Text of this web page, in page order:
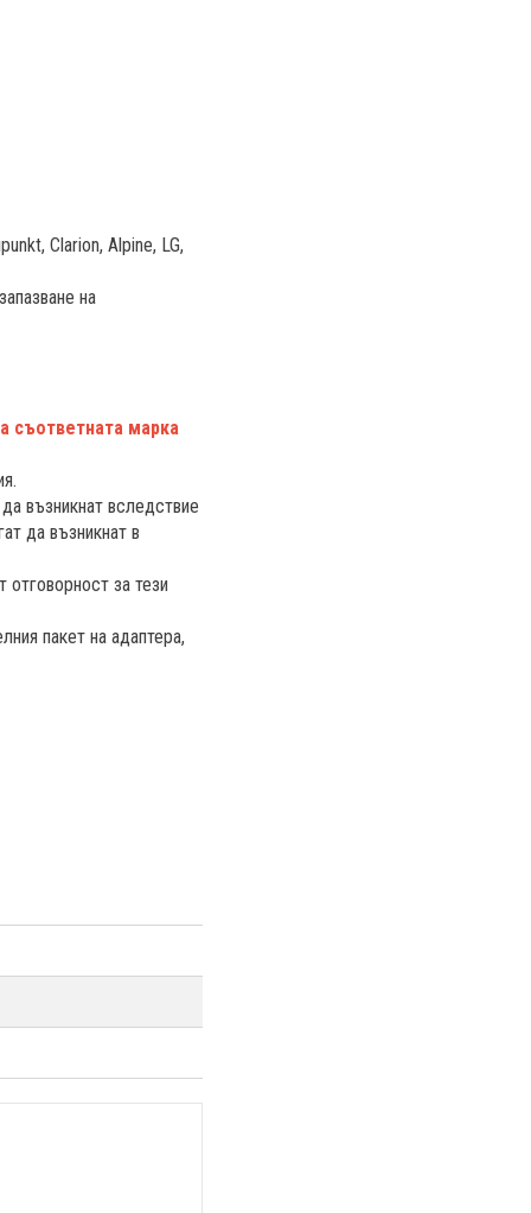
Clarion, Alpine, LG,
на
съответната марка
възникнат вследствие
да възникнат в
за тези
пакет на адаптера,